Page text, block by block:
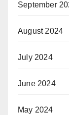
September
August 2024
July 2024
June 2024
May 2024